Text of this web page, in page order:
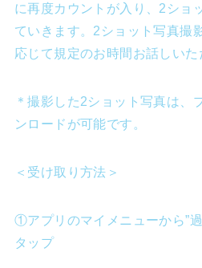
に再度カウントが入り、2ショ
ていきます。2ショット写真撮
応じて規定のお時間お話しいた
＊撮影した2ショット写真は、
ンロードが可能です。
＜受け取り方法＞
①アプリのマイメニューから”
タップ